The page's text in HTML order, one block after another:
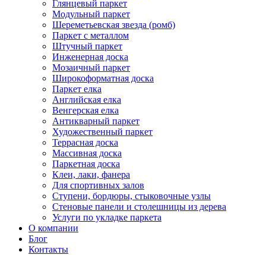
Глянцевый паркет
Модульный паркет
Шереметьевская звезда (ромб)
Паркет с металлом
Штучный паркет
Инженерная доска
Мозаичный паркет
Широкоформатная доска
Паркет елка
Английская елка
Венгерская елка
Антикварный паркет
Художественный паркет
Террасная доска
Массивная доска
Паркетная доска
Клеи, лаки, фанера
Для спортивных залов
Ступени, бордюры, стыковочные узлы
Стеновые панели и столешницы из дерева
Услуги по укладке паркета
О компании
Блог
Контакты